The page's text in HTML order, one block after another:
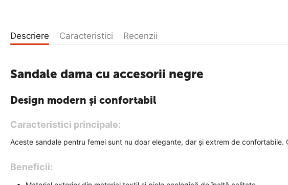
Descriere Caracteristici Recenzii
Sandale dama cu accesorii negre
Design modern și confortabil
Caracteristici principale:
Aceste sandale pentru femei sunt nu doar elegante, dar și extrem de
Beneficii: